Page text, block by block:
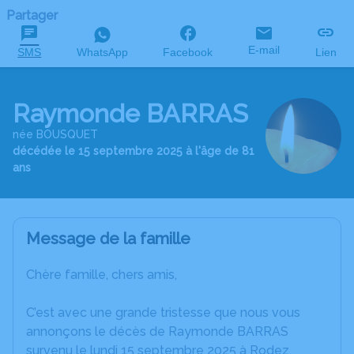
Partager
SMS WhatsApp Facebook E-mail Lien
Raymonde BARRAS
née BOUSQUET
décédée le 15 septembre 2025 à l'âge de 81
ans
Message de la famille
Chère famille, chers amis,
C’est avec une grande tristesse que nous vous
annonçons le décès de Raymonde BARRAS
survenu le lundi 15 septembre 2025 à Rodez.